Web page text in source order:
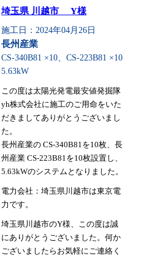
埼玉県 川越市 Y様
施工日：2024年04月26日
長州産業
CS-340B81 ×10、CS-223B81 ×10
5.63kW
この度は太陽光発電最安値発掘隊
yh株式会社に施工のご用命をいた
だきましてありがとうございまし
た。
長州産業の CS-340B81を10枚、長
州産業 CS-223B81を10枚設置し、
5.63kWのシステムとなりました。
電力会社：埼玉県川越市は東京電
力です。
埼玉県川越市のY様、この度は誠
にありがとうございました。何か
ございましたらお気軽にご連絡く